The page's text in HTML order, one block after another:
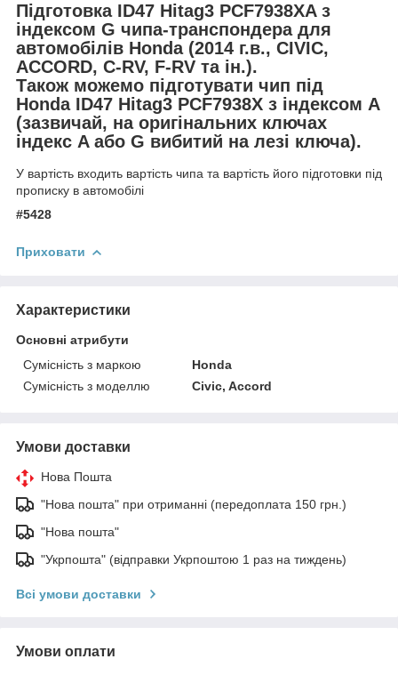
Підготовка ID47 Hitag3 PCF7938XA з
індексом G чипа-транспондера для
автомобілів Honda (2014 г.в., CIVIC,
ACCORD, C-RV, F-RV та ін.).
Також можемо підготувати чип під
Honda ID47 Hitag3 PCF7938X з індексом А
(зазвичай, на оригінальних ключах
індекс A або G вибитий на лезі ключа).
У вартість входить вартість чипа та вартість його підготовки під
прописку в автомобілі
#5428
Приховати
Характеристики
Основні атрибути
Сумісність з маркою
Honda
Сумісність з моделлю
Civic, Accord
Умови доставки
Нова Пошта
"Нова пошта" при отриманні (передоплата 150 грн.)
"Нова пошта"
"Укрпошта" (відправки Укрпоштою 1 раз на тиждень)
Всі умови доставки
Умови оплати